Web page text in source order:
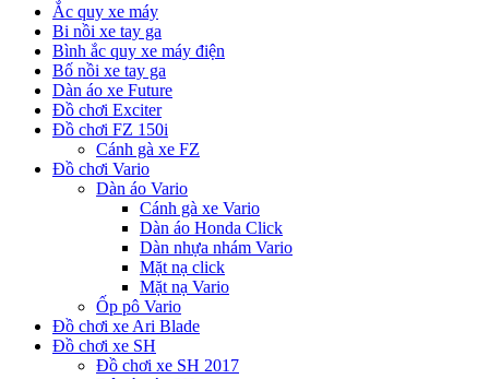
Ắc quy xe máy
Bi nồi xe tay ga
Bình ắc quy xe máy điện
Bố nồi xe tay ga
Dàn áo xe Future
Đồ chơi Exciter
Đồ chơi FZ 150i
Cánh gà xe FZ
Đồ chơi Vario
Dàn áo Vario
Cánh gà xe Vario
Dàn áo Honda Click
Dàn nhựa nhám Vario
Mặt nạ click
Mặt nạ Vario
Ốp pô Vario
Đồ chơi xe Ari Blade
Đồ chơi xe SH
Đồ chơi xe SH 2017